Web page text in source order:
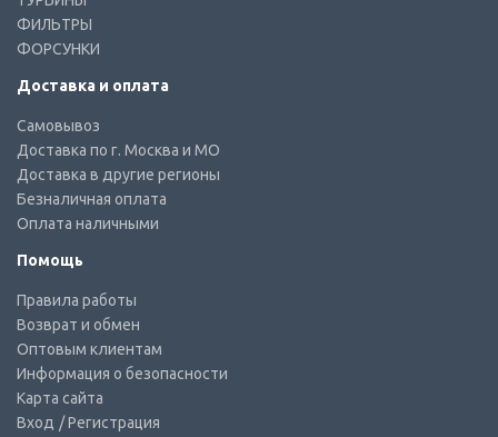
ФИЛЬТРЫ
ФОРСУНКИ
Доставка и оплата
Самовывоз
Доставка по г. Москва и МО
Доставка в другие регионы
Безналичная оплата
Оплата наличными
Помощь
Правила работы
Возврат и обмен
Оптовым клиентам
Информация о безопасности
Карта сайта
Вход / Регистрация